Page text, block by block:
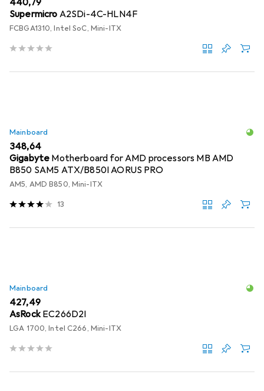
EUR
440,79
Supermicro A2SDi-4C-HLN4F
FCBGA1310, Intel SoC, Mini-ITX
Mainboard
EUR
348,64
Gigabyte Motherboard for AMD processors MB AMD
B850 SAM5 ATX/B850I AORUS PRO
AM5, AMD B850, Mini-ITX
13
Mainboard
EUR
427,49
AsRock EC266D2I
LGA 1700, Intel C266, Mini-ITX